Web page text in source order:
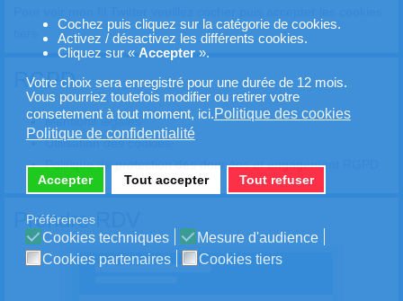
Cochez puis cliquez sur la catégorie de cookies.
Activez / désactivez les différents cookies.
Cliquez sur « Accepter».
Votre choix sera enregistré pour une durée de 12 mois.
Vous pourriez toutefois modifier ou retirer votre
consetement à tout moment, ici.Politique des cookies
Politique de confidentialité
Accepter Tout accepter Tout refuser
Préférences
Cookies techniques
Mesure d'audience
Cookies partenaires
Cookies tiers
RGPD
Mentions légales
Utilisation des cookies
Politique de protection des données et engagement RGPD
Prendre RDV